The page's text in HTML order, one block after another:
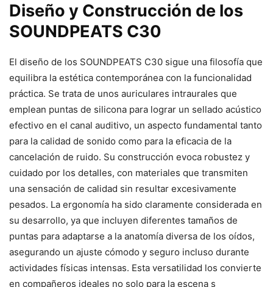
Diseño y Construcción de los
SOUNDPEATS C30
El diseño de los SOUNDPEATS C30 sigue una filosofía que
equilibra la estética contemporánea con la funcionalidad
práctica. Se trata de unos auriculares intraurales que
emplean puntas de silicona para lograr un sellado acústico
efectivo en el canal auditivo, un aspecto fundamental tanto
para la calidad de sonido como para la eficacia de la
cancelación de ruido. Su construcción evoca robustez y
cuidado por los detalles, con materiales que transmiten
una sensación de calidad sin resultar excesivamente
pesados. La ergonomía ha sido claramente considerada en
su desarrollo, ya que incluyen diferentes tamaños de
puntas para adaptarse a la anatomía diversa de los oídos,
asegurando un ajuste cómodo y seguro incluso durante
actividades físicas intensas. Esta versatilidad los convierte
en compañeros ideales no solo para la escena s